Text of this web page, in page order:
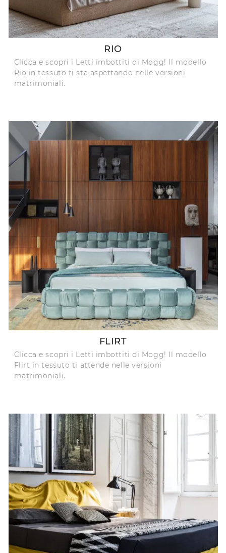
RIO
Clicca e scopri i Letti imbottiti di Mogg! Il modello
Rio in tessuto ti sta aspettando nelle versioni
matrimoniali.
FLIRT
Clicca e scopri i Letti imbottiti di Mogg! Il modello
Flirt in tessuto ti attende nelle versioni
matrimoniali.